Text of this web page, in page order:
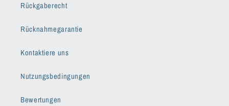
Rückgaberecht
Rücknahmegarantie
Kontaktiere uns
Nutzungsbedingungen
Bewertungen